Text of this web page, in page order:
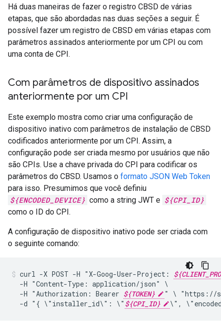
Há duas maneiras de fazer o registro CBSD de várias
etapas, que são abordadas nas duas seções a seguir. É
possível fazer um registro de CBSD em várias etapas com
parâmetros assinados anteriormente por um CPI ou com
uma conta de CPI.
Com parâmetros de dispositivo assinados
anteriormente por um CPI
Este exemplo mostra como criar uma configuração de
dispositivo inativo com parâmetros de instalação de CBSD
codificados anteriormente por um CPI. Assim, a
configuração pode ser criada mesmo por usuários que não
são CPIs. Use a chave privada do CPI para codificar os
parâmetros do CBSD. Usamos o formato JSON Web Token
para isso. Presumimos que você definiu
${ENCODED_DEVICE} como a string JWT e ${CPI_ID}
como o ID do CPI.
A configuração de dispositivo inativo pode ser criada com
o seguinte comando:
curl -X POST -H "X-Goog-User-Project:
-H "Content-Type: application/json"
-H "Authorization: Bearer ${TOKEN} " \ "https://
-d "{ \"installer_id\": \" ${CPI_ID} \",